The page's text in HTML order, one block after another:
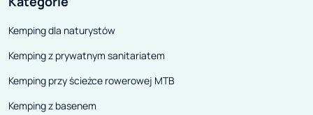
Kemping dla naturystów
Kemping z prywatnym sanitariatem
Kemping przy ścieżce rowerowej MTB
Kemping z basenem